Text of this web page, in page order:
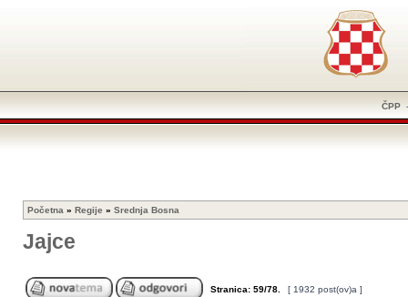
ČPP
Početna » Regije » Srednja Bosna
Jajce
Stranica: 59/78 [ 1932 post(ov)a ]